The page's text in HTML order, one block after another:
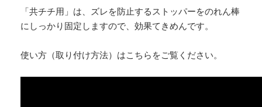
「共チチ用」は、ズレを防止するストッパーをのれん棒
にしっかり固定しますので、効果てきめんです。
使い方（取り付け方法）はこちらをご覧ください。